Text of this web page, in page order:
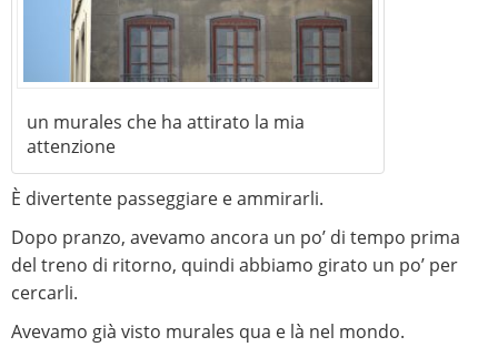
un murales che ha attirato la mia
attenzione
È divertente passeggiare e ammirarli.
Dopo pranzo, avevamo ancora un po’ di tempo prima
del treno di ritorno, quindi abbiamo girato un po’ per
cercarli.
Avevamo già visto murales qua e là nel mondo.